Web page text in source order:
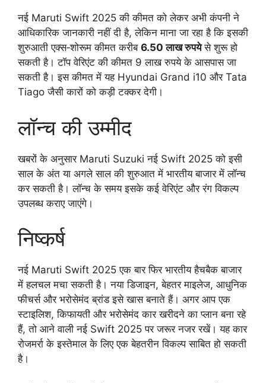
नई Maruti Swift 2025 की कीमत को लेकर अभी कंपनी ने
आधिकारिक जानकारी नहीं दी है, लेकिन माना जा रहा है कि इसकी
शुरुआती एक्स‑शोरूम कीमत करीब 6.50 लाख रुपयेसे शुरू हो
सकती है। टॉप वेरिएंट की कीमत 9 लाख रुपये के आसपास जा
सकती है। इस कीमत में यह Hyundai Grand i10 और Tata
Tiago जैसी कारों को कड़ी टक्कर देगी।
लॉन्च की उम्मीद
खबरों के अनुसार Maruti Suzuki नई Swift 2025 को इसी
साल के अंत या अगले साल की शुरुआत में भारतीय बाजार में लॉन्च
कर सकती है। लॉन्च के समय इसके कई वेरिएंट और रंग विकल्प
उपलब्ध कराए जाएंगे।
निष्कर्ष
नई Maruti Swift 2025 एक बार फिर भारतीय हैचबैक बाजार
में हलचल मचा सकती है। नया डिजाइन, बेहतर माइलेज, आधुनिक
फीचर्स और भरोसेमंद ब्रांड इसे खास बनाते हैं। अगर आप एक
स्टाइलिश, किफायती और भरोसेमंद कार खरीदने का प्लान बना रहे
हैं, तो आने वाली नई Swift 2025 पर जरूर नजर रखें। यह कार
रोजमर्रा के इस्तेमाल के लिए एक बेहतरीन विकल्प साबित हो सकती
है।